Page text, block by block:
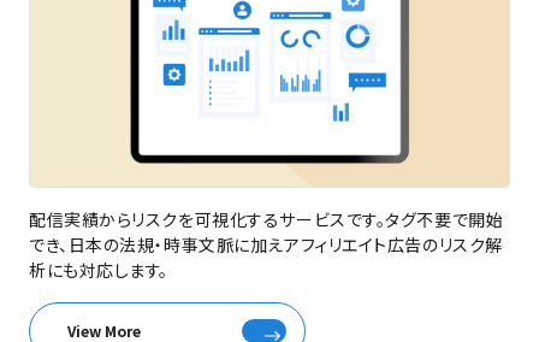
配信実績からリスクを可視化するサービスです。タグ不要で開始
でき、日本の法規・時事文脈に加えアフィリエイト広告のリスク解
析にも対応します。
View More